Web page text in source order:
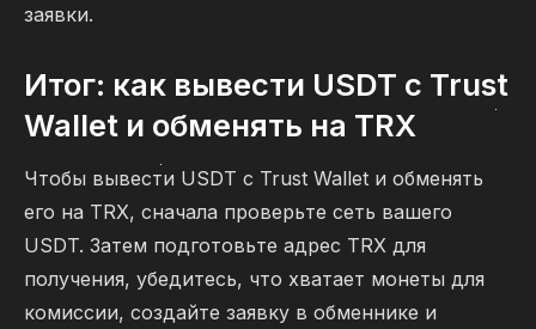
заявки.
Итог: как вывести USDT с Trust
Wallet и обменять на TRX
Чтобы вывести USDT с Trust Wallet и обменять
его на TRX, сначала проверьте сеть вашего
USDT. Затем подготовьте адрес TRX для
получения, убедитесь, что хватает монеты для
комиссии, создайте заявку в обменнике и